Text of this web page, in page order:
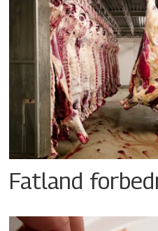
Fatland